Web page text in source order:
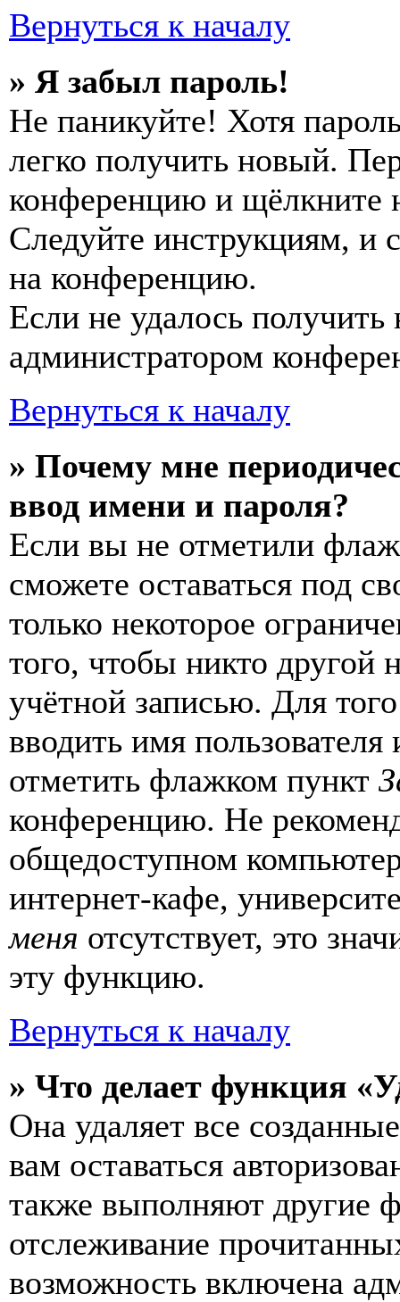
Вернуться к началу
» Я забыл пароль!
Не паникуйте! Хотя
легко получить новый.
конференцию и щёлкните
Следуйте инструкциям, и
на конференцию.
Если не удалось
администратором
Вернуться к началу
» Почему мне
ввод имени и пароля?
Если вы не отметили
сможете оставаться под
только некоторое
того, чтобы никто другой
учётной записью. Для
вводить имя
отметить флажком пункт
конференцию. Не
общедоступном
интернет-кафе,
меня отсутствует, это
эту функцию.
Вернуться к началу
» Что делает функция
Она удаляет все
вам оставаться
также выполняют другие
отслеживание
возможность включена